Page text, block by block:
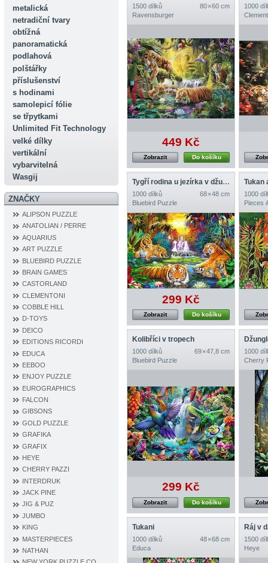
metalická
netradiční tvary
obtížná
panoramatická
podlahová
polštářky
příslušenství
s hodinami
samolepicí fólie
se třpytkami
Unlimited Fit Technology
velké dílky
vertikální
vybarvitelná
Wasgij
ZNAČKY
ALIPSON PUZZLE
ANATOLIAN / PERRE
AQUARIUS
ART PUZZLE
BLUEBIRD PUZZLE
BRAIN GAMES
CASTORLAND
CLEMENTONI
COBBLE HILL
D‐TOYS
DEICO
EDITIONS RICORDI
EDUCA
EEBOO
ENJOY PUZZLE
EUROGRAPHICS
FALCON
GIBSONS
GOLD PUZZLE
GRAFIKA
GRAFIX
HEYE
CHERRY PAZZI
INTERDRUK
JACK PINE
JIG & PUZ
JUMBO
KING
MASTERPIECES
NATHAN
1500 dílků
80 × 60 cm
Ravensburger
449 Kč
Do košíku
Zobrazit
1000
Tygří rodina u jezírka v džungli
1000 dílků
68 × 48 cm
Bluebird Puzzle
299 Kč
Do košíku
Zobrazit
Tukan
1000
Pieces
Kolibříci v tropech
1000 dílků
69 × 47,8 cm
Bluebird Puzzle
299 Kč
Do košíku
Zobrazit
1000
Cherry
Tukani
1000 dílků
48 × 68 cm
Educa
Ráj v
1500
Heye